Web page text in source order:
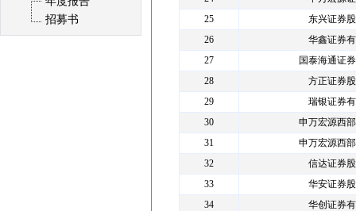
招募书
25
东兴证券
26
华鑫证券
27
国泰海通证
28
方正证券
29
瑞银证券
30
申万宏源西
31
申万宏源西
32
信达证券
33
华安证券
34
华创证券